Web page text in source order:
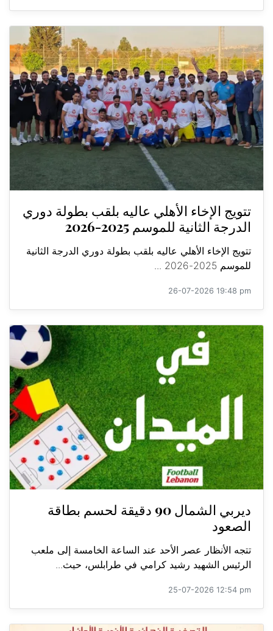
تتويج الإخاء الأهلي عاليه بلقب بطولة دوري
الدرجة الثانية للموسم 2025-2026
تتويج الإخاء الأهلي عاليه بلقب بطولة دوري الدرجة الثانية
للموسم 2025-2026 ...
26-07-2026 19:48 pm
ديربي الشمال 90 دقيقة لحسم بطاقة
الصعود
تتجه الأنظار عصر الأحد عند الساعة الخامسة إلى ملعب
الرئيس الشهيد رشيد كرامي في طرابلس، حيث...
25-07-2026 12:54 pm